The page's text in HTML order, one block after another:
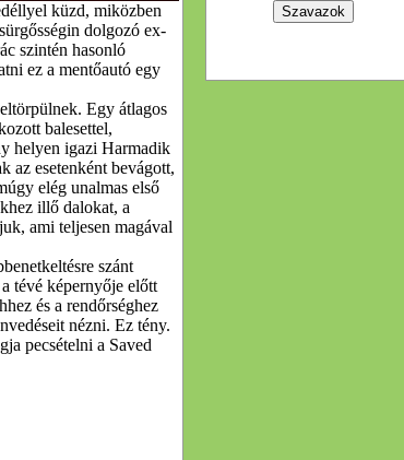
küzd, miközben
dolgozó ex-
szintén hasonló
ez a mentőautó egy
Egy átlagos
balesettel,
helyen igazi Harmadik
az esetenként bevágott,
elég unalmas első
illő dalokat, a
ami teljesen magával
szánt
tévé képernyője előtt
és a rendőrséghez
nézni. Ez tény.
pecsételni a Saved